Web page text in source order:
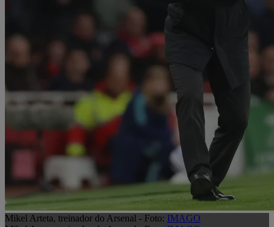
Mikel Arteta, treinador do Arsenal - Foto: IMAGO